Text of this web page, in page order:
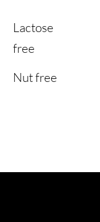
Lactose
free
Nut free